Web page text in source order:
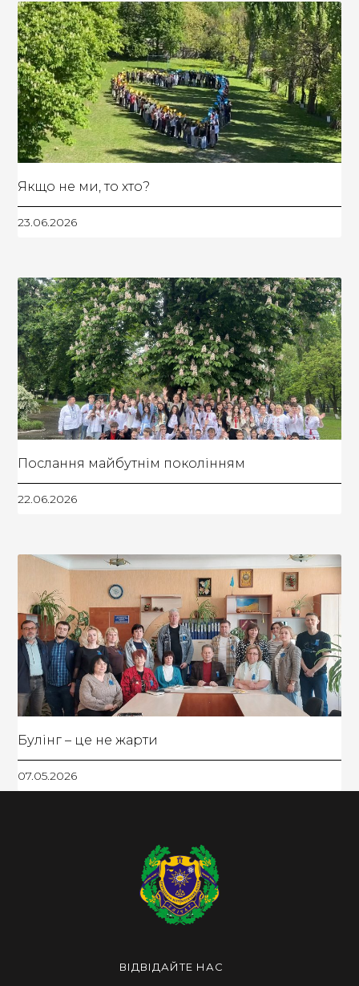
Якщо не ми, то хто?
23.06.2026
Послання майбутнім поколінням
22.06.2026
Булінг – це не жарти
07.05.2026
ВІДВІДАЙТЕ НАС